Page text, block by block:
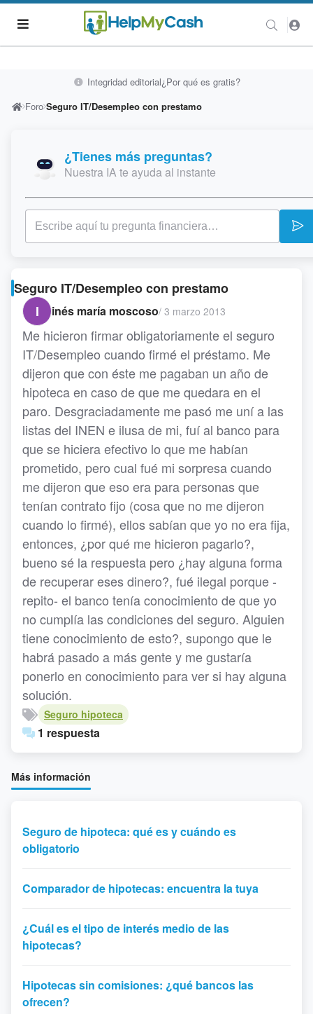
Integridad editorial¿Por qué es gratis?
Foro Seguro IT/Desempleo con prestamo
¿Tienes más preguntas?
Nuestra IA te ayuda al instante
Seguro IT/Desempleo con prestamo
I
inés maría moscoso/ 3 marzo 2013
Me hicieron firmar obligatoriamente el seguro
IT/Desempleo cuando firmé el préstamo. Me
dijeron que con éste me pagaban un año de
hipoteca en caso de que me quedara en el
paro. Desgraciadamente me pasó me uní a las
listas del INEN e ilusa de mi, fuí al banco para
que se hiciera efectivo lo que me habían
prometido, pero cual fué mi sorpresa cuando
me dijeron que eso era para personas que
tenían contrato fijo (cosa que no me dijeron
cuando lo firmé), ellos sabían que yo no era fija,
entonces, ¿por qué me hicieron pagarlo?,
bueno sé la respuesta pero ¿hay alguna forma
de recuperar eses dinero?, fué ilegal porque -
repito- el banco tenía conocimiento de que yo
no cumplía las condiciones del seguro. Alguien
tiene conocimiento de esto?, supongo que le
habrá pasado a más gente y me gustaría
ponerlo en conocimiento para ver si hay alguna
solución.
Seguro hipoteca
1 respuesta
Más información
Seguro de hipoteca: qué es y cuándo es
obligatorio
Comparador de hipotecas: encuentra la tuya
¿Cuál es el tipo de interés medio de las
hipotecas?
Hipotecas sin comisiones: ¿qué bancos las
ofrecen?